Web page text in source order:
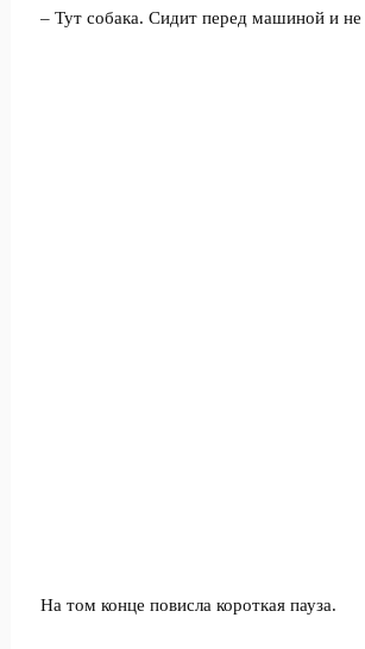
– Тут собака. Сидит перед машиной и не
На том конце повисла короткая пауза.